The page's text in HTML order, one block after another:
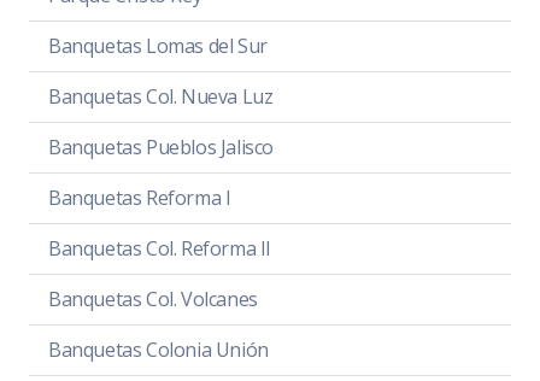
Banquetas Lomas del Sur
Banquetas Col. Nueva Luz
Banquetas Pueblos Jalisco
Banquetas Reforma I
Banquetas Col. Reforma II
Banquetas Col. Volcanes
Banquetas Colonia Unión